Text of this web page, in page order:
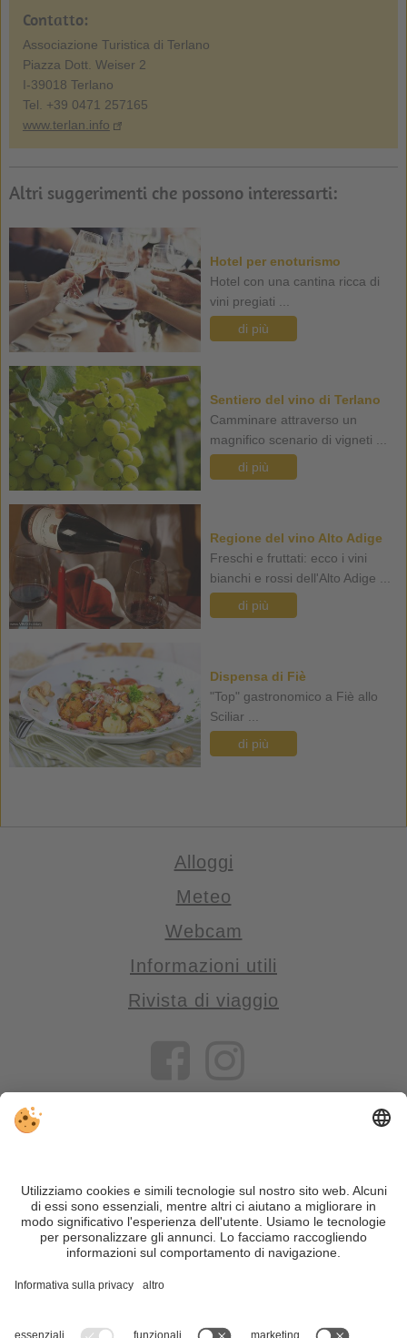
Contatto:
Associazione Turistica di Terlano
Piazza Dott. Weiser 2
I-39018 Terlano
Tel. +39 0471 257165
www.terlan.info
Altri suggerimenti che possono interessarti:
Hotel per enoturismo
Hotel con una cantina ricca di
vini pregiati ...
di più
Sentiero del vino di Terlano
Camminare attraverso un
magnifico scenario di vigneti ...
di più
Regione del vino Alto Adige
Freschi e fruttati: ecco i vini
bianchi e rossi dell'Alto Adige ...
di più
Dispensa di Fiè
"Top" gastronomico a Fiè allo
Sciliar ...
di più
Alloggi
Meteo
Webcam
Informazioni utili
Rivista di viaggio
VIVOSüdtirol è il portale di viaggio per chi desidera vivere il
Trentino Alto Adige davvero – con consigli autentici, alloggi e
offerte su misura.
Nonostante il lavoro accurato e il costante aggiornamento dei